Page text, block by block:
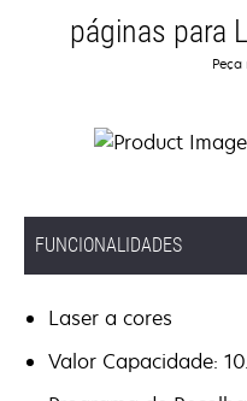
páginas para
Peça
FUNCIONALIDADES
Laser a cores
Valor Capacidade: